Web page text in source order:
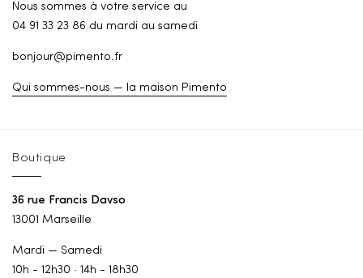
Nous sommes à votre service au
04 91 33 23 86 du mardi au samedi
bonjour@pimento.fr
Qui sommes-nous — la maison Pimento
Boutique
36 rue Francis Davso
13001 Marseille
Mardi — Samedi
10h - 12h30 · 14h - 18h30